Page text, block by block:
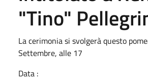
"Tino"
La cerimonia si svolgerà questo
Settembre, alle 17
Data :